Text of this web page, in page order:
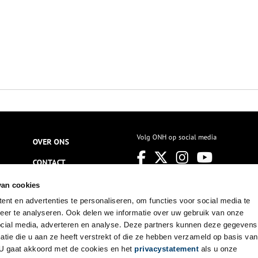
cookies
en advertenties te personaliseren, om functies voor social media te
te analyseren. Ook delen we informatie over uw gebruik van onze
media, adverteren en analyse. Deze partners kunnen deze gegevens
die u aan ze heeft verstrekt of die ze hebben verzameld op basis van
gaat akkoord met de cookies en het privacystatement als u onze
OVER ONS
CONTACT
NIEUWSBRIEF
DISCLAIMER
PRIVACY
TOEGANKELIJKHEID
Volg ONH op social media